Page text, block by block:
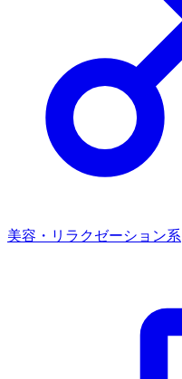
美容・リラクゼーション系